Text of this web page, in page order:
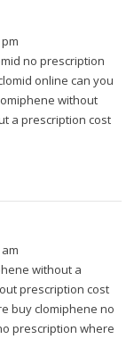
no prescription
online can you
without
a prescription cost
without a
prescription cost
buy clomiphene no
prescription where